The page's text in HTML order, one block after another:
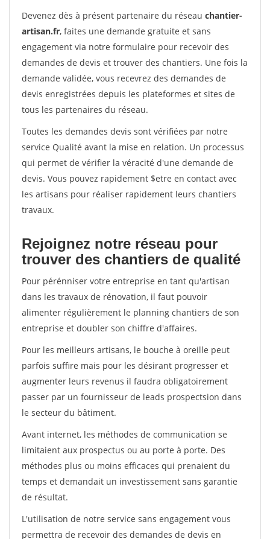
Devenez dès à présent partenaire du réseau chantier-
artisan.fr, faites une demande gratuite et sans
engagement via notre formulaire pour recevoir des
demandes de devis et trouver des chantiers. Une fois la
demande validée, vous recevrez des demandes de
devis enregistrées depuis les plateformes et sites de
tous les partenaires du réseau.
Toutes les demandes devis sont vérifiées par notre
service Qualité avant la mise en relation. Un processus
qui permet de vérifier la véracité d'une demande de
devis. Vous pouvez rapidement $etre en contact avec
les artisans pour réaliser rapidement leurs chantiers
travaux.
Rejoignez notre réseau pour
trouver des chantiers de qualité
Pour pérénniser votre entreprise en tant qu'artisan
dans les travaux de rénovation, il faut pouvoir
alimenter régulièrement le planning chantiers de son
entreprise et doubler son chiffre d'affaires.
Pour les meilleurs artisans, le bouche à oreille peut
parfois suffire mais pour les désirant progresser et
augmenter leurs revenus il faudra obligatoirement
passer par un fournisseur de leads prospectsion dans
le secteur du bâtiment.
Avant internet, les méthodes de communication se
limitaient aux prospectus ou au porte à porte. Des
méthodes plus ou moins efficaces qui prenaient du
temps et demandait un investissement sans garantie
de résultat.
L'utilisation de notre service sans engagement vous
permettra de recevoir des demandes de devis en